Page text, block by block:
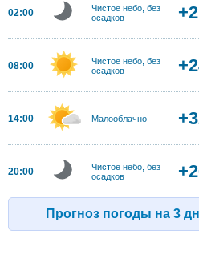
02:00
Чистое небо, без
осадков
08:00
Чистое небо, без
осадков
14:00 Малооблачно
20:00
Чистое небо, без
осадков
Прогноз погоды на 3